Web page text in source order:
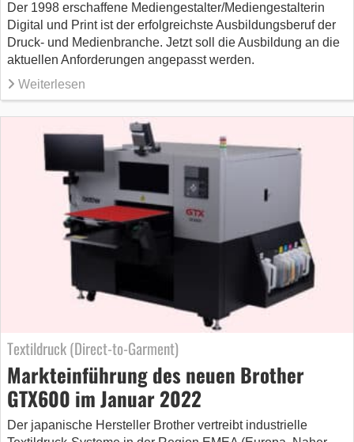
Der 1998 erschaffene Mediengestalter/Mediengestalterin
Digital und Print ist der erfolgreichste Ausbildungsberuf der
Druck- und Medienbranche. Jetzt soll die Ausbildung an die
aktuellen Anforderungen angepasst werden.
Weiterlesen
Textildruck (Direct-to-Garment)
Markteinführung des neuen Brother
GTX600 im Januar 2022
Der japanische Hersteller Brother vertreibt industrielle